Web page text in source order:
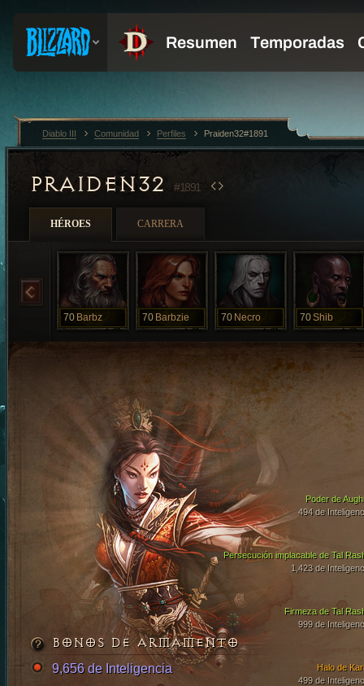
PRAIDEN32 #1891
HÉROES CARRERA
70 Barbz 70 Barbzie 70 Necro 70Shib
Persecución implacable de Tal
1,423 de
Firmeza de Tal
999 de
Poder de
494 de
Halo de
499 de
BONOS DE ARMAMENTO
9,656 de Inteligencia
Diablo III Comunidad Perfiles Praiden32#1891